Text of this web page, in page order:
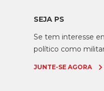
SEJA PS
Se tem interesse
político como
JUNTE-SE AGORA